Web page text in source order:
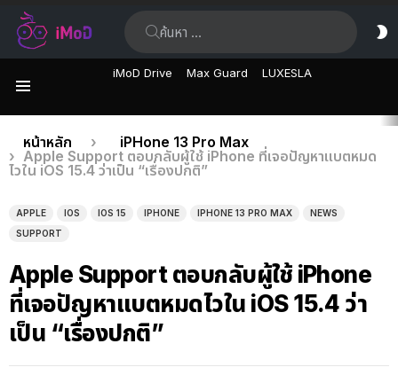
iMoD Drive Max Guard LUXESLA
เรื่อง
ล่าสุด
คุณอยู่ที่นี่:
หน้าหลัก
iPHone 13 Pro Max
Apple Support ตอบกลับผู้ใช้ iPhone ที่เจอปัญหาแบตหมด
ไวใน iOS 15.4 ว่าเป็น “เรื่องปกติ”
APPLE IOS IOS 15 IPHONE IPHONE 13 PRO MAX
NEWS
SUPPORT
Apple Support ตอบกลับผู้ใช้ iPhone
ที่เจอปัญหาแบตหมดไวใน iOS 15.4 ว่า
เป็น “เรื่องปกติ”